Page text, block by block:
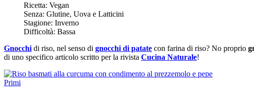
Ricetta: Vegan
Senza: Glutine, Uova e Latticini
Stagione: Inverno
Difficoltà: Bassa
Gnocchi di riso, nel senso di gnocchi di patate con farina di riso? No proprio
di uno specifico articolo scritto per la rivista Cucina Naturale!
Primi